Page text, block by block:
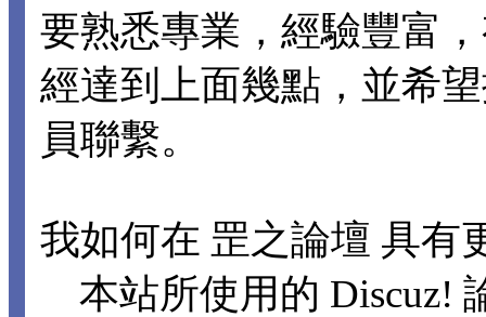
要熟悉專業，經驗豐富
經達到上面幾點，並希
員聯繫。
我如何在 罡之論壇 具有
本站所使用的 Discuz!